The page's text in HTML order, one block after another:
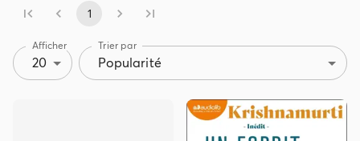
1
Afficher
20
Trier par
Popularité